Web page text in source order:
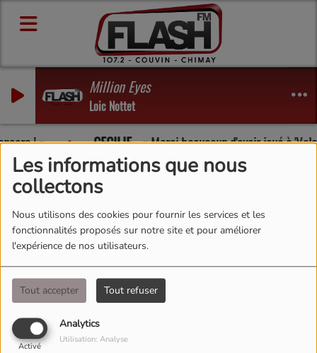
Les informations que nous
collectons
Nous utilisons des cookies pour fournir les services et les
fonctionnalités proposés sur notre site et pour améliorer
l'expérience de nos utilisateurs.
Tout accepter Tout refuser
Analytics
Activé
Utilisation: Analyse
Million Eyes
Loic Nottet
! CECILIE- Merci beaucoup d'avoir joué à 'Vale
Olivier
.